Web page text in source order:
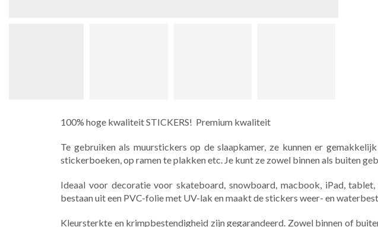
100% hoge kwaliteit STICKERS! Premium kwaliteit
Te gebruiken als muurstickers op de slaapkamer, ze kunnen er
stickerboeken, op ramen te plakken etc. Je kunt ze zowel binnen als buiten
Ideaal voor decoratie voor skateboard, snowboard, macbook, iPad,
bestaan uit een PVC-folie met UV-lak en maakt de stickers weer- en
Kleursterkte en krimpbestendigheid zijn gegarandeerd. Zowel binnen of